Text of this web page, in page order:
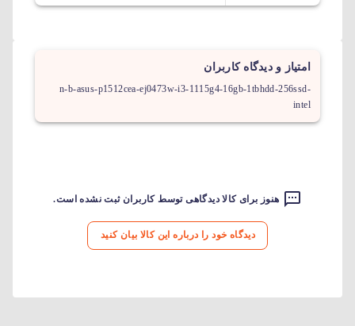
امتیاز و دیدگاه کاربران
n-b-asus-p1512cea-ej0473w-i3-1115g4-16gb-1tbhdd-256ssd-
intel
هنوز برای کالا دیدگاهی توسط کاربران ثبت نشده است.
دیدگاه خود را درباره این کالا بیان کنید